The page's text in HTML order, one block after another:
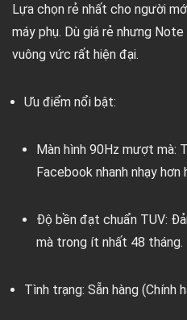
Lựa chọn rẻ nhất cho người
máy phụ. Dù giá rẻ nhưng
vuông vức rất hiện đại.
Ưu điểm nổi bật:
Màn hình 90Hz mượt mà:
Facebook nhanh nhạy
Độ bền đạt chuẩn TUV:
mà trong ít nhất 48 tháng.
Tình trạng: Sẵn hàng (Chính